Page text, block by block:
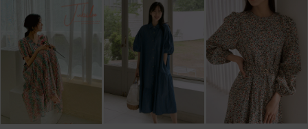
[당일발송]치즈인더 포켓 셔
28,900
리뷰: 33 | 4.9
화사한 그린플라워 소매레이
스 반팔 티셔츠[size:F(55-통
통66)]
29,400
큐브 스퀘어넥 반팔 티셔츠
15,600
리뷰: 1 | 5.0
기본 U넥 린넨 나시(린넨
U넥 트임 반팔 티셔츠
[노출걱정ZERO] 안입은듯
편한 골지 나시탑